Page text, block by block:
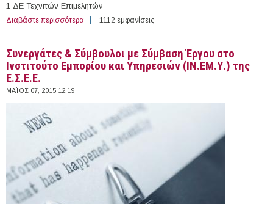
1 ΔΕ Τεχνιτών Επιμελητών
Διαβάστε περισσότερα για 1 θέση Εποχικού Προσωπικού στη ΔΕΗ/ΥΗΣ
Στράτου στο Αγρίνιο
1112 εμφανίσεις
Συνεργάτες & Σύμβουλοι με Σύμβαση Έργου στο
Ινστιτούτο Εμπορίου και Υπηρεσιών (ΙΝ.ΕΜ.Υ.) της
Ε.Σ.Ε.Ε.
ΜΆΙΟΣ 07, 2015 12:19